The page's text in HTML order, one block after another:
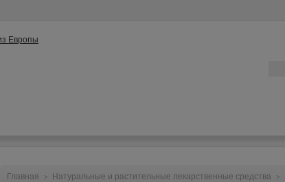
Главная > Натуральные и растительные лекарственные средства >